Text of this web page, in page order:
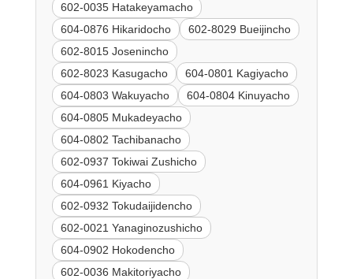
602-0035 Hatakeyamacho
604-0876 Hikaridocho
602-8029 Bueijincho
602-8015 Josenincho
602-8023 Kasugacho
604-0801 Kagiyacho
604-0803 Wakuyacho
604-0804 Kinuyacho
604-0805 Mukadeyacho
604-0802 Tachibanacho
602-0937 Tokiwai Zushicho
604-0961 Kiyacho
602-0932 Tokudaijidencho
602-0021 Yanaginozushicho
604-0902 Hokodencho
602-0036 Makitoriyacho